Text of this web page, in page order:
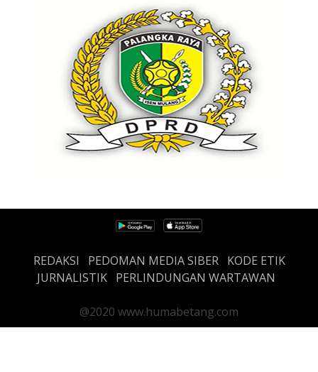
REDAKSI PEDOMAN MEDIA SIBER
KODE ETIK
JURNALISTIK PERLINDUNGAN WARTAWAN
@2020 www.humabetang.com